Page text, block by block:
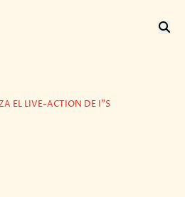
EL LIVE-ACTION DE I"S